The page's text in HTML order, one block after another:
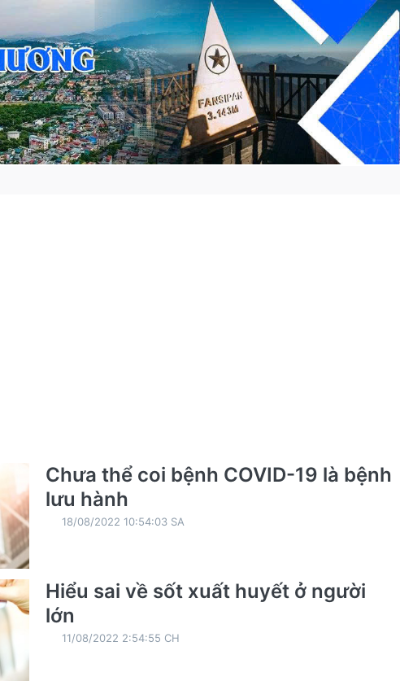
Chưa thể coi bệnh COVID-19 là bệnh
lưu hành
18/08/2022 10:54:03 SA
Hiểu sai về sốt xuất huyết ở người
lớn
11/08/2022 2:54:55 CH